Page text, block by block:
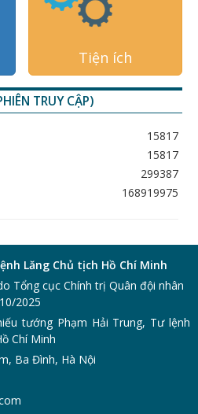
Tiện ích
TRUY CẬP)
15817
15817
299387
168919975
Lăng Chủ tịch Hồ Chí Minh
Tổng cục Chính trị Quân đội nhân
2025
tướng Phạm Hải Trung, Tư lệnh
Chí Minh
Ba Đình, Hà Nội